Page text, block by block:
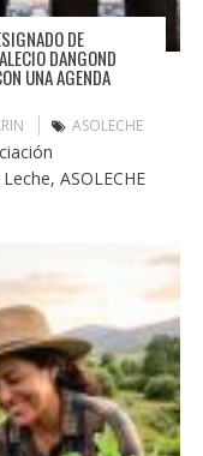
DE
DANGOND
UNA AGENDA
ASOLECHE
ASOLECHE